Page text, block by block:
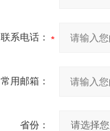
联系电话：
常用邮箱：
省份：